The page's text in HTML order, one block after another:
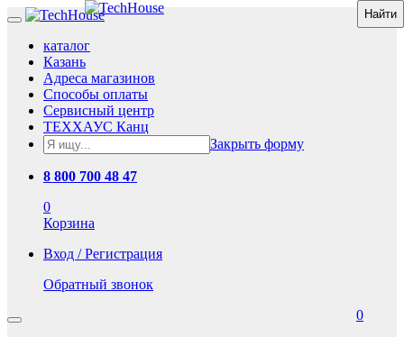
каталог
Казань
Адреса магазинов
Способы оплаты
Сервисный центр
ТЕХХАУС Канц
Закрыть форму
8 800 700 48 47
0
Корзина
Вход / Регистрация
Обратный звонок
0